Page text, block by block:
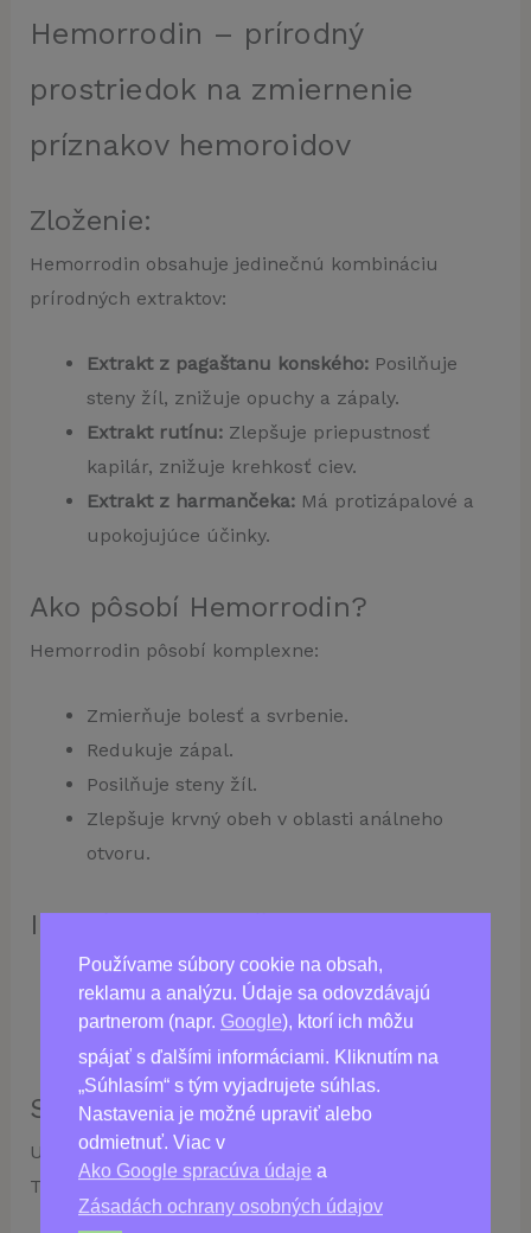
Používame súbory cookie na obsah,
reklamu a analýzu. Údaje sa odovzdávajú
partnerom (napr. Google), ktorí ich môžu
spájať s ďalšími informáciami. Kliknutím na
„Súhlasím“ s tým vyjadrujete súhlas.
Nastavenia je možné upraviť alebo
odmietnuť. Viac v
Ako Google spracúva údaje a
Zásadách ochrany osobných údajov
Hemorrodin – prírodný
prostriedok na zmiernenie
príznakov hemoroidov
Zloženie:
Hemorrodin obsahuje jedinečnú kombináciu
prírodných extraktov:
Extrakt z pagaštanu konského:Posilňuje
steny žíl, znižuje opuchy a zápaly.
Extrakt rutínu:Zlepšuje priepustnosť
kapilár, znižuje krehkosť ciev.
Extrakt z harmančeka:Má protizápalové a
upokojujúce účinky.
Ako pôsobí Hemorrodin?
Hemorrodin pôsobí komplexne:
Zmierňuje bolesť a svrbenie.
Redukuje zápal.
Posilňuje steny žíl.
Zlepšuje krvný obeh v oblasti análneho
otvoru.
Indikácie na použitie:
Hemoroidy
Trhliny v konečníku
Svrbenie a pálenie v oblasti konečníka
Spôsob použitia:
Užívajte 1 kapsulu 2-krát denne počas jedla.
Trvanie kúry – 1 mesiac.